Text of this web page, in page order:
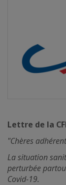
Lettre de la
"Chères
La situation
perturbée
Covid-19.